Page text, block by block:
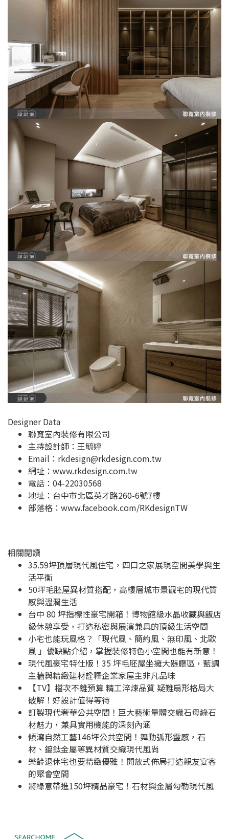
Designer Data
聯寬室內裝修有限公司
主持設計師：王毓婷
Email： rkdesign@rkdesign.com.tw
網址： www.rkdesign.com.tw
電話：04-22030568
地址： 台中市北區英才路260-6號7樓
部落格： www.facebook.com/RKdesignTW
相關閱讀
35.59坪頂層現代風住宅，四口之家展現空間美學與生
活平衡
50坪毛胚屋異材質搭配，高樓層城市景觀宅的現代質
感與溫潤生活
台中 80 坪指標性豪宅開箱！博物館級水晶收藏與飯店
級休憩享受，打造私密與展演兼具的頂級生活空間
小宅也能玩風格？「現代風、簡約風、無印風、北歐
風 」優缺點介紹，掌握裝修特色小空間也能有新意！
現代風豪宅特仕版！35 坪毛胚屋坐擁大器廳區，藍調
主牆與精緻建材詮釋企業家屋主非凡品味
【TV】檔次不離預算 精工淬煉品質 疑難扇形格局大
破解！好設計值得等待
訂製現代奢華公共空間！巨大藝術量體交織石母綠石
材魅力，兼具實用機能的深刻內涵
傾瀉自然工藝146坪公共空間！舞動弧形靈感，石
材、鍍鈦金屬等異材質交織現代風尚
樂齡退休宅也要精緻優雅！開放式佈局打造親友宴客
的聚會空間
將綠意帶進150坪精品豪宅！石材與金屬勾勒現代風